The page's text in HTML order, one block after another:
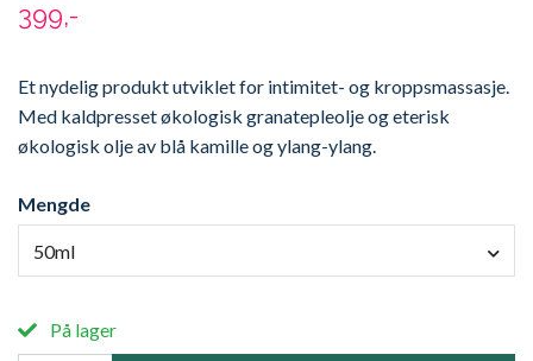
399,-
Et nydelig produkt utviklet for intimitet- og kroppsmassasje.
Med kaldpresset økologisk granatepleolje og eterisk
økologisk olje av blå kamille og ylang-ylang.
Mengde
50ml
På lager